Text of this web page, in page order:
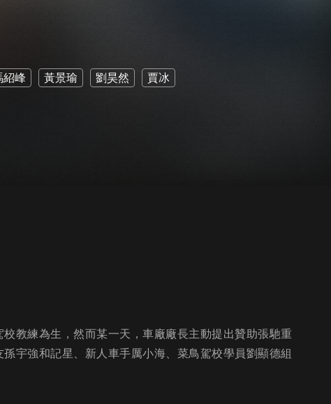
紹峰 黃景瑜 劉昊然 賈冰
教練為生，然而某一天，車廠廠長主動提出贊助張馳重
宇強和記星、新人車手厲小海、菜鳥駕校學員劉顯德組